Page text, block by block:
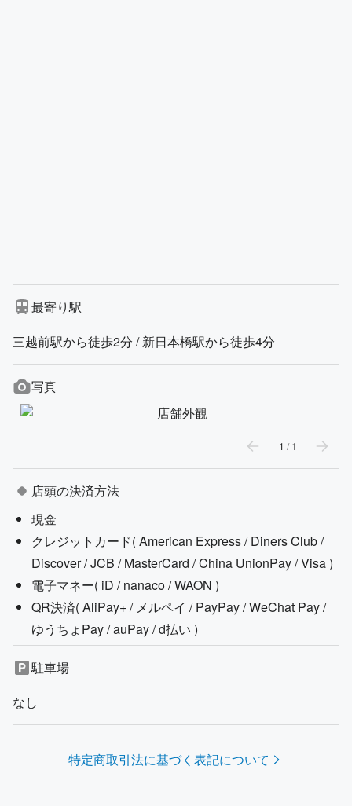
最寄り駅
三越前駅から徒歩2分 / 新日本橋駅から徒歩4分
写真
1 /1
店頭の決済方法
現金
クレジットカード(American Express / Diners Club /
Discover / JCB / MasterCard / China UnionPay / Visa)
電子マネー( iD / nanaco / WAON )
QR決済(AliPay+ / メルペイ / PayPay / WeChat Pay /
ゆうちょPay / auPay / d払い )
駐車場
なし
特定商取引法に基づく表記について